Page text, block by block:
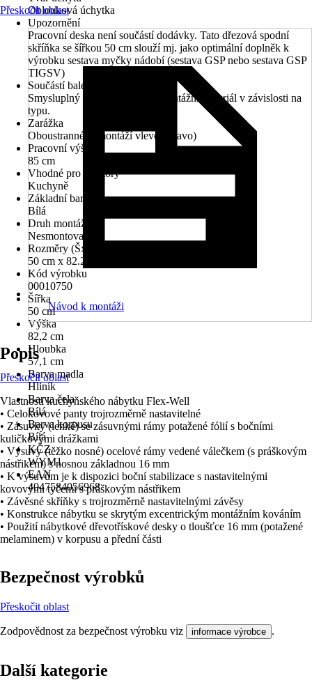
Oblouková úchytka
Upozornění
Pracovní deska není součástí dodávky. Tato dřezová spodní
skříňka se šířkou 50 cm slouží mj. jako optimální doplněk k
výrobku sestava myčky nádobí (sestava GSP nebo sestava GSP
TIGSV)
Součástí balení
Smysluplný montážní návod, montážní materiál v závislosti na
typu.
Zarážka
Oboustranné (s montáží vlevo/vpravo)
Pracovní výška
85 cm
Vhodné pro prostory
Kuchyně
Základní barva
Bílá
Druh montáže
Nesmontované
Rozměry (ŠxVxH)
50 cm x 82.2 cm x 57.1 cm
Kód výrobku
00010750
Šířka
50 cm
Výška
82,2 cm
Hloubka
57,1 cm
Barva madla
Hliník
Barva čela
Bílá
Barva korpusu
Bílá
KČZ
WYM1
EAN
4047584056968
Přeskočit oblast
Návod k montáži
Popis
Přeskočit oblast
Vlastnosti kuchyňského nábytku Flex-Well
• Celokovové panty trojrozměrně nastavitelné
• Zásuvky (lehké) se zásuvnými rámy potažené fólií s bočními
kuličkovými drážkami
• Výsuvy (těžko nosné) ocelové rámy vedené válečkem (s práškovým
nástřikem) s nosnou základnou 16 mm
• K výsuvům je k dispozici boční stabilizace s nastavitelnými
kovovými tyčemi s práškovým nástřikem
• Závěsné skříňky s trojrozměrně nastavitelnými závěsy
• Konstrukce nábytku se skrytým excentrickým montážním kováním
• Použití nábytkové dřevotřískové desky o tloušťce 16 mm (potažené
melaminem) v korpusu a přední části
Bezpečnost výrobků
Přeskočit oblast
Zodpovědnost za bezpečnost výrobku viz informace výrobce .
Další kategorie